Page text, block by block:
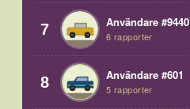
7 Användare #9440
6 rapporter
8 Användare #601
5 rapporter